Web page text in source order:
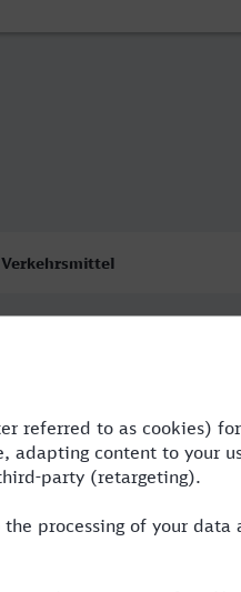
Verkehrsmittel
BUS,RE,NX,ICE